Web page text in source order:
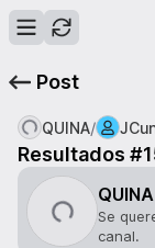
Post
QUINA/
Resultados
QUINA
Se
canal.